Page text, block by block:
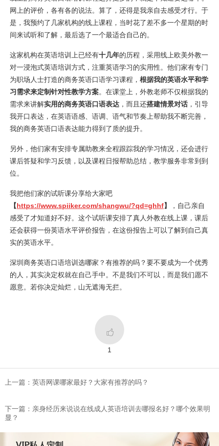
网上的评价，各有各的说法。算了，还得是我亲自去感受才行。于
是，我预约了几家机构的线上课程，当时花了差不多一个星期的时
间来试听和了解，最后选了一个最适合自己的。
这家机构在英语培训上已经有十几年的历程，采用线上欧美外教一
对一浸泡式英语培训方式，注重英语学习的实用性。他们家有专门
为职场人士打造的商务英语口语学习课程， 根据我的英语水平和学
习需求来定制针对性教学方案。在课堂上，外教老师不仅根据我的
需求来讲解实用的商务英语口语表达 ，而且还搭建情景对话 ，引导
我开口表达，在英语语感、语调、语气和节奏上帮助我不断完善，
我的商务英语口语表达能力得到了质的提升。
另外，他们家有安排专属助教来全程跟踪我的学习情况，还会进行
课后答疑和学习反馈，以及课程日报帮助总结，教学服务非常到到
位。
我把他们家的试听课分享给大家吧
【https://www.spiiker.com/shangwu/?qd=ghhf】
，自己亲自
感受了才知道好不好。这个试听课安排了真人外教在线上课，课后
还会获得一份英语水平评价报告，在这份报告上可以了解到自己真
实的英语水平。
深圳商务英语口语培训选哪家？有推荐的吗？要不要成为一个优秀
的人，其实决定权就在自己手中。不是我们不可以，而是我们愿不
愿意。若你决定灿烂，山无遮海无拦。

1
上一篇：英语网课哪家最好？大家有推荐的吗？
下一篇：亲身经历来说说在线成人英语培训去哪报名好？哪个效果明
显？